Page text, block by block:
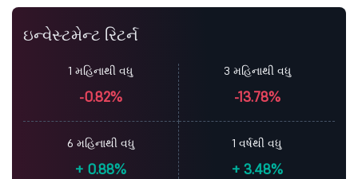
ઇન્વેસ્ટમેન્ટ રિટર્ન
1 મહિનાથી વધુ
-0.82%
3 મહિનાથી વધુ
-13.78%
6 મહિનાથી વધુ
+ 0.88%
1 વર્ષથી વધુ
+3.48%